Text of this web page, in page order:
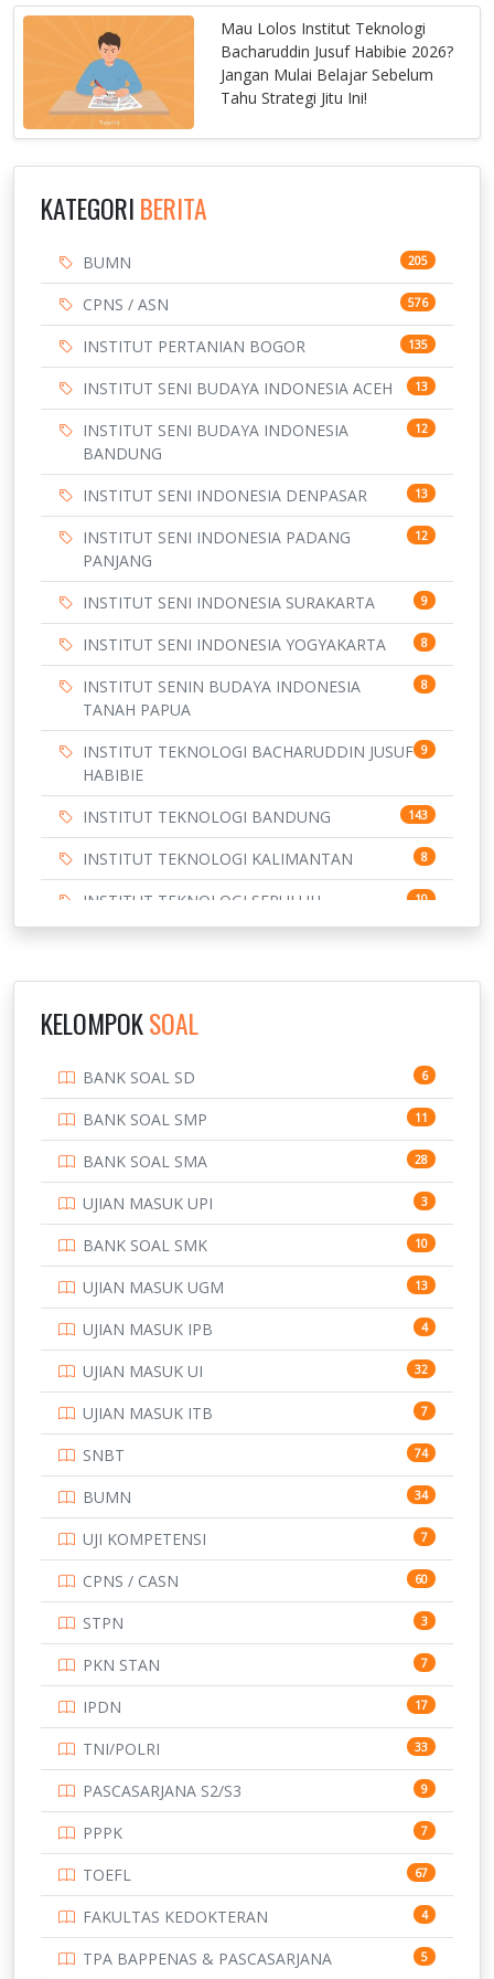
Mau Lolos Institut Teknologi
Bacharuddin Jusuf Habibie 2026?
Jangan Mulai Belajar Sebelum
Tahu Strategi Jitu Ini!
KATEGORI BERITA
BUMN 205
CPNS / ASN 576
INSTITUT PERTANIAN BOGOR 135
INSTITUT SENI BUDAYA INDONESIA ACEH 13
INSTITUT SENI BUDAYA INDONESIA
BANDUNG
12
INSTITUT SENI INDONESIA DENPASAR 13
INSTITUT SENI INDONESIA PADANG
PANJANG
12
INSTITUT SENI INDONESIA SURAKARTA 9
INSTITUT SENI INDONESIA YOGYAKARTA 8
INSTITUT SENIN BUDAYA INDONESIA
TANAH PAPUA
8
INSTITUT TEKNOLOGI BACHARUDDIN JUSUF
HABIBIE
9
INSTITUT TEKNOLOGI BANDUNG 143
INSTITUT TEKNOLOGI KALIMANTAN 8
INSTITUT TEKNOLOGI SEPULUH
NOVEMBER
10
3
169
7
PTDI STTD 4
133
SMA 146
SMK 231
SMP 134
STIP 2
153
345
UNIVERSITAS AIRLANGGA 15
16
15
15
14
14
UNIVERSITAS CENDRAWASIH 14
15
219
11
159
KELOMPOKSOAL
BANK SOAL SD 6
BANK SOAL SMP 11
BANK SOAL SMA 28
UJIAN MASUK UPI 3
BANK SOAL SMK 10
UJIAN MASUK UGM 13
UJIAN MASUK IPB 4
UJIAN MASUK UI 32
UJIAN MASUK ITB 7
SNBT 74
BUMN 34
UJI KOMPETENSI 7
CPNS / CASN 60
STPN 3
PKN STAN 7
IPDN 17
TNI/POLRI 33
PASCASARJANA S2/S3 9
PPPK 7
TOEFL 67
FAKULTAS KEDOKTERAN 4
TPA BAPPENAS & PASCASARJANA 5